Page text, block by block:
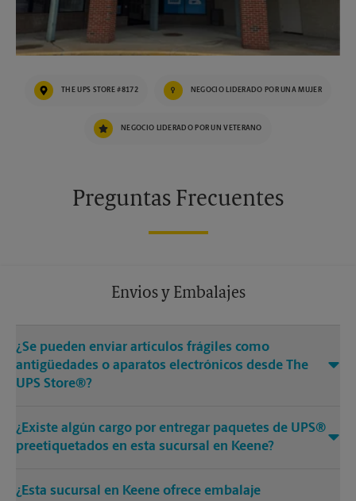
THE UPS STORE #8172 NEGOCIO LIDERADO POR UNA MUJER
NEGOCIO LIDERADO POR UN VETERANO
Preguntas Frecuentes
Envios y Embalajes
¿Se pueden enviar artículos frágiles como
antigüedades o aparatos electrónicos desde The
UPS Store®?
¿Existe algún cargo por entregar paquetes de UPS®
preetiquetados en esta sucursal en Keene?
¿Esta sucursal en Keene ofrece embalaje